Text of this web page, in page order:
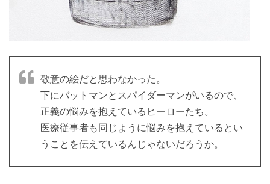
敬意の絵だと思わなかった。
下にバットマンとスパイダーマンがいるので、
正義の悩みを抱えているヒーローたち。
医療従事者も同じように悩みを抱えているとい
うことを伝えているんじゃないだろうか。